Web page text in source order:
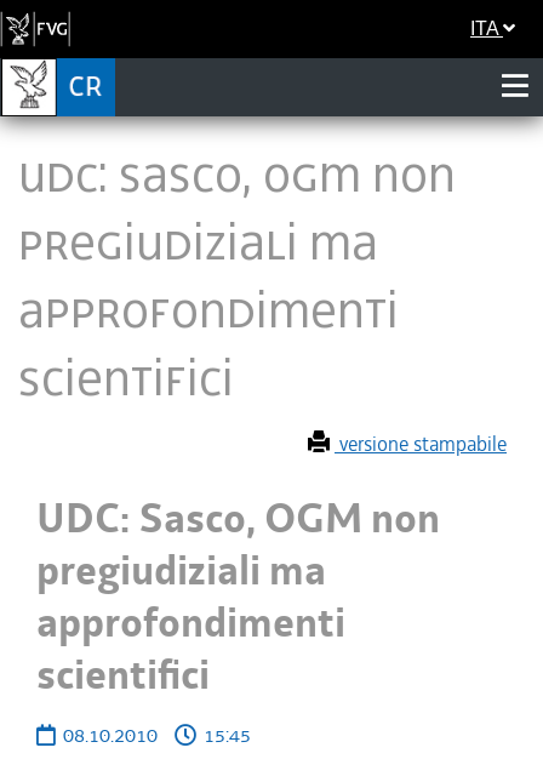
ITA
UDC: Sasco, OGM non
pregiudiziali ma
approfondimenti
scientifici
versione stampabile
UDC: Sasco, OGM non
pregiudiziali ma
approfondimenti
scientifici
08.10.2010
15:45